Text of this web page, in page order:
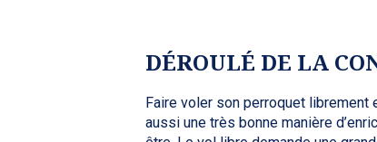
DÉROULÉ DE LA
Faire voler son perroquet librement
aussi une très bonne manière